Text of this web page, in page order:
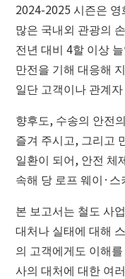
오타루 관광 협회
홋카이도 색도 협회
텐구야마스노스쿨
오타루 스키 연맹
오타루 텐구야마 스키 학교
더 글라스 스튜디오 인 오탈
2024-2025 시즌은
많은 국내외 관광의
전년 대비 4할 이상
만전을 기해 대응해
일단 고객이나 관계
향후도, 수송의 안전
즐겨 주시고, 그리고
일환이 되어, 안전 체
속해 당 로프 웨이·
본 보고서는 철도 사
대처나 실태에 대해
의 고객에게도 이해
사의 대처에 대한 여